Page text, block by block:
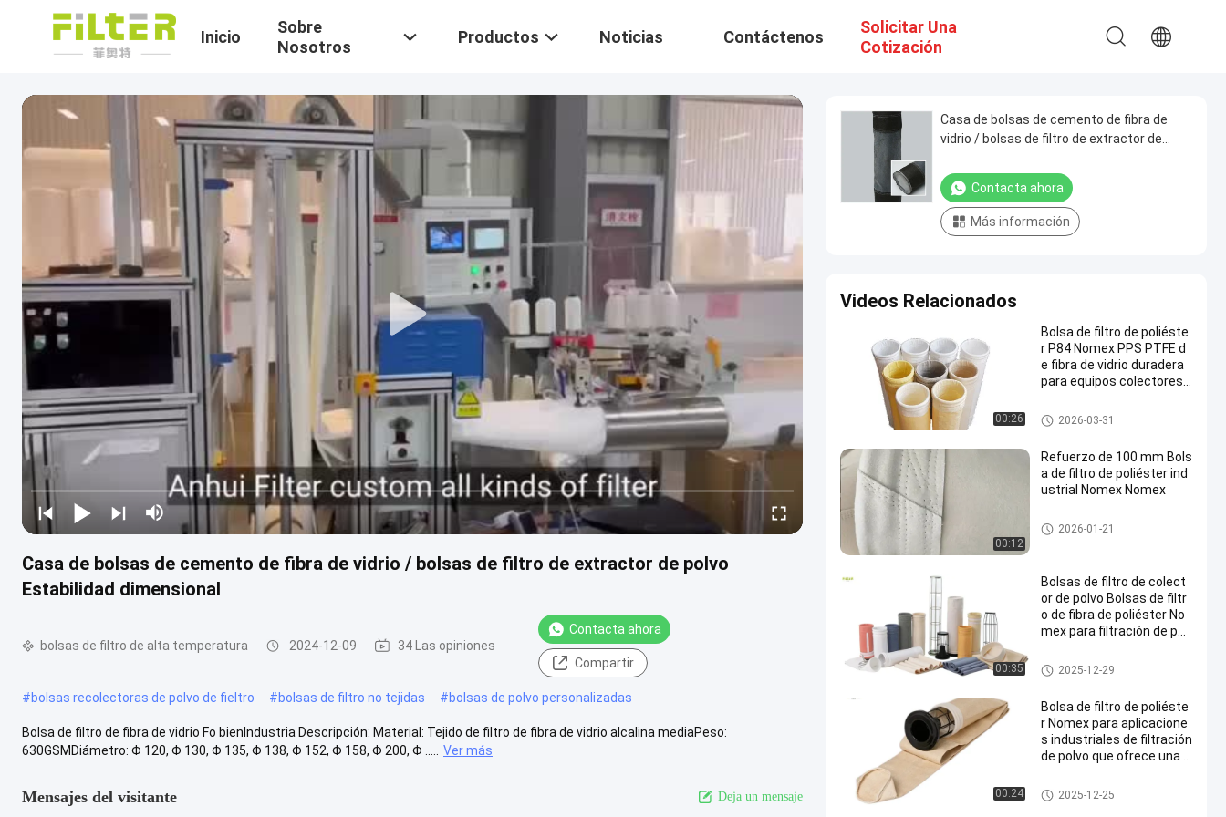
Inicio
Sobre
Nosotros
Productos Noticias Contáctenos
Solicitar Una
Cotización
Casa de bolsas de cemento de fibra de vidrio / bolsas de filtro de extractor de polvo
Estabilidad dimensional
bolsas de filtro de alta temperatura 2024-12-09 34 Las opiniones
Contacta ahora
Compartir
#bolsas recolectoras de polvo de fieltro #bolsas de filtro no tejidas #bolsas de polvo personalizadas
Bolsa de filtro de fibra de vidrio Fo bienIndustria Descripción: Material: Tejido de filtro de fibra de vidrio alcalina mediaPeso:
630GSMDiámetro: Φ 120, Φ 130, Φ 135, Φ 138, Φ 152, Φ 158, Φ 200, Φ .....
Ver más
Mensajes del visitante Deja un mensaje
Casa de bolsas de cemento de fibra de
vidrio / bolsas de filtro de extractor de
Contacta ahora
Más información
Videos Relacionados
00:26
Bolsa de filtro de poliéste
r P84 Nomex PPS PTFE d
e fibra de vidrio duradera
para equipos colectores
Bolso de filtro del poliéster
2026-03-31
00:12
Refuerzo de 100 mm Bols
a de filtro de poliéster ind
ustrial Nomex Nomex
bolsas de filtro de alta temper
atura
2026-01-21
00:35
Bolsas de filtro de colect
or de polvo Bolsas de filtr
o de fibra de poliéster No
mex para filtración de pol
on alta resistencia a la tr
acción y resistencia al cal
Bolso de filtro del poliéster
2025-12-29
00:24
Bolsa de filtro de poliéste
r Nomex para aplicacione
s industriales de filtración
de polvo que ofrece una p
ire y resistencia a altas te
mperaturas
Bolsas de filtro para colector d
e polvo
2025-12-25